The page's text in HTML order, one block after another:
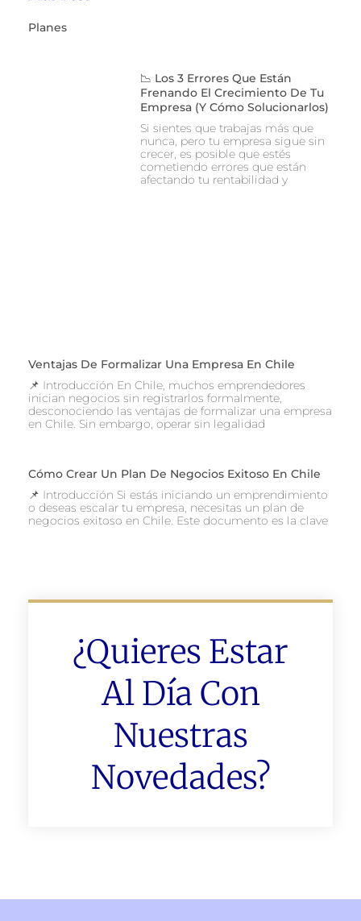
Planes
📉 Los 3 Errores Que Están
Frenando El Crecimiento De Tu
Empresa (y Cómo Solucionarlos)
Si sientes que trabajas más que
nunca, pero tu empresa sigue sin
crecer, es posible que estés
cometiendo errores que están
afectando tu rentabilidad y
Ventajas De Formalizar Una Empresa En Chile
📌 Introducción En Chile, muchos emprendedores
inician negocios sin registrarlos formalmente,
desconociendo las ventajas de formalizar una empresa
en Chile. Sin embargo, operar sin legalidad
Cómo Crear Un Plan De Negocios Exitoso En Chile
📌 Introducción Si estás iniciando un emprendimiento
o deseas escalar tu empresa, necesitas un plan de
negocios exitoso en Chile. Este documento es la clave
¿Quieres Estar
Al Día Con
Nuestras
Novedades?